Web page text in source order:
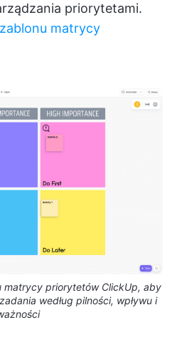
priorytetami.
matrycy
matrycy priorytetów ClickUp, aby
według pilności, wpływu i